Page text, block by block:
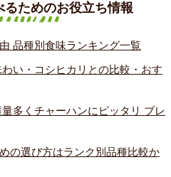
るためのお役立ち情報
品種別食味ランキング一覧
い・コシヒカリとの比較・おす
多くチャーハンにピッタリ ブレ
の選び方はランク別品種比較か